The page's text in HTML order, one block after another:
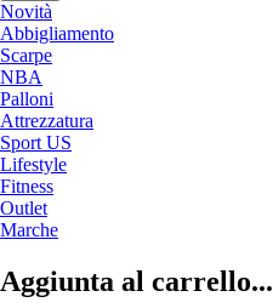
Novità
Abbigliamento
Scarpe
NBA
Palloni
Attrezzatura
Sport US
Lifestyle
Fitness
Outlet
Marche
Aggiunta al carrello...